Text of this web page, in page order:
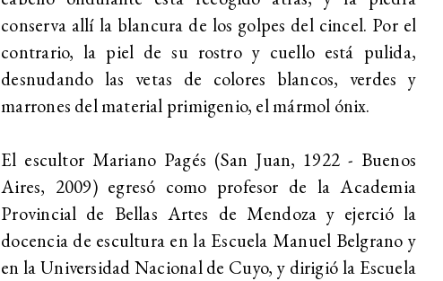
conserva allí la blancura de los golpes del cincel. Por el
contrario, la piel de su rostro y cuello está pulida,
desnudando las vetas de colores blancos, verdes y
marrones del material primigenio, el mármol ónix.
El escultor Mariano Pagés (San Juan, 1922 - Buenos
Aires, 2009) egresó como profesor de la Academia
Provincial de Bellas Artes de Mendoza y ejerció la
docencia de escultura en la Escuela Manuel Belgrano y
en la Universidad Nacional de Cuyo, y dirigió la Escuela